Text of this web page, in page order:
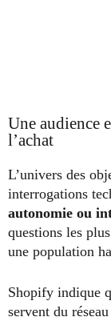
Une audience
l’achat
L’univers des
interrogations
autonomie ou
questions les
une population
Shopify indique
servent du